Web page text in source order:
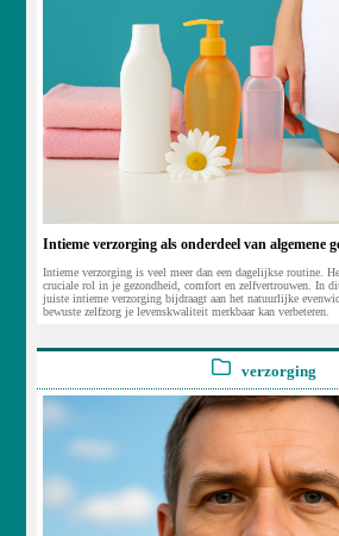
Intieme verzorging als onderdeel van algemene
Intieme verzorging is veel meer dan een dagelijkse routine.
cruciale rol in je gezondheid, comfort en zelfvertrouwen. In
juiste intieme verzorging bijdraagt aan het natuurlijke
bewuste zelfzorg je levenskwaliteit merkbaar kan verbeteren.
verzorging